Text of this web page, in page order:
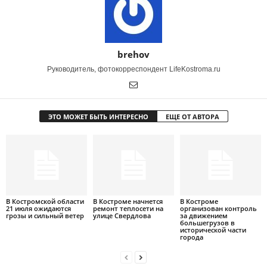
brehov
Руководитель, фотокорреспондент LifeKostroma.ru
ЭТО МОЖЕТ БЫТЬ ИНТЕРЕСНО ЕЩЕ ОТ АВТОРА
В Костромской области
21 июля ожидаются
грозы и сильный ветер
В Костроме начнется
ремонт теплосети на
улице Свердлова
В Костроме
организован контроль
за движением
большегрузов в
исторической части
города